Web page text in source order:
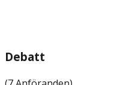
Debatt